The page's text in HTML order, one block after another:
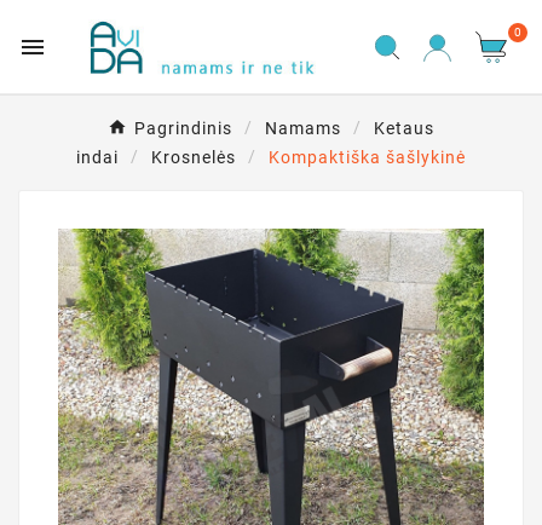

0
Pagrindinis Namams
Ketaus
indai
Krosnelės Kompaktiška šašlykinė